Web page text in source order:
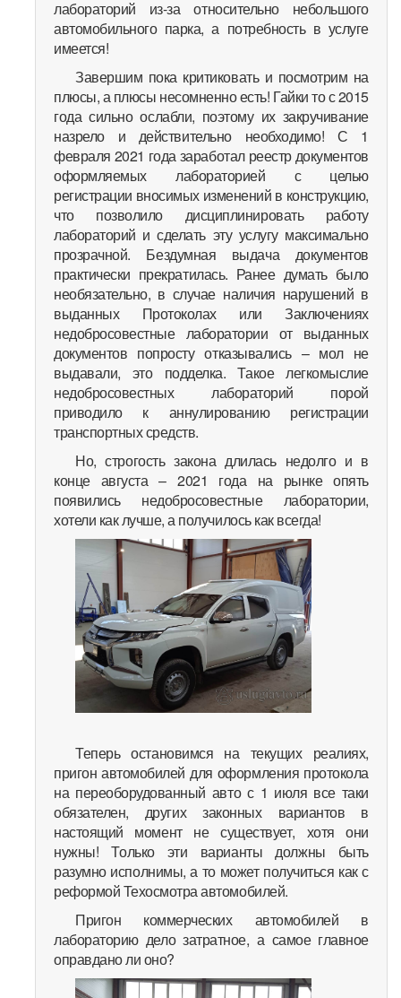
лабораторий из-за относительно небольшого
автомобильного парка, а потребность в услуге
имеется!
Завершим пока критиковать и посмотрим на
плюсы, а плюсы несомненно есть! Гайки то с 2015
года сильно ослабли, поэтому их закручивание
назрело и действительно необходимо! С 1
февраля 2021 года заработал реестр документов
оформляемых лабораторией с целью
регистрации вносимых изменений в конструкцию,
что позволило дисциплинировать работу
лабораторий и сделать эту услугу максимально
прозрачной. Бездумная выдача документов
практически прекратилась. Ранее думать было
необязательно, в случае наличия нарушений в
выданных Протоколах или Заключениях
недобросовестные лаборатории от выданных
документов попросту отказывались – мол не
выдавали, это подделка. Такое легкомыслие
недобросовестных лабораторий порой
приводило к аннулированию регистрации
транспортных средств.
Но, строгость закона длилась недолго и в
конце августа – 2021 года на рынке опять
появились недобросовестные лаборатории,
хотели как лучше, а получилось как всегда!
Теперь остановимся на текущих реалиях,
пригон автомобилей для оформления протокола
на переоборудованный авто с 1 июля все таки
обязателен, других законных вариантов в
настоящий момент не существует, хотя они
нужны! Только эти варианты должны быть
разумно исполнимы, а то может получиться как с
реформой Техосмотра автомобилей.
Пригон коммерческих автомобилей в
лабораторию дело затратное, а самое главное
оправдано ли оно?